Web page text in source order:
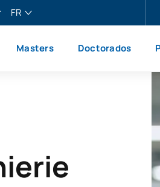
FR
Masters Doctorados